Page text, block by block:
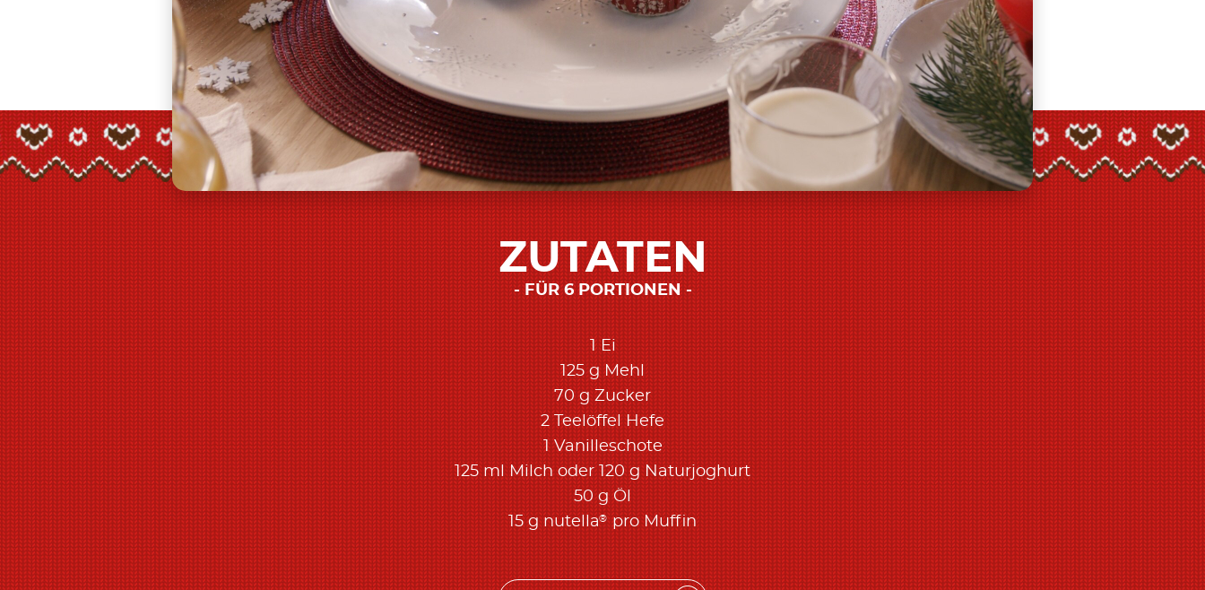
ZUTATEN
FÜR 6 PORTIONEN
1 Ei
125 g Mehl
70 g Zucker
2 Teelöffel Hefe
1 Vanilleschote
125 ml Milch oder 120 g Naturjoghurt
50 g Öl
15 g nutella®pro Muffin